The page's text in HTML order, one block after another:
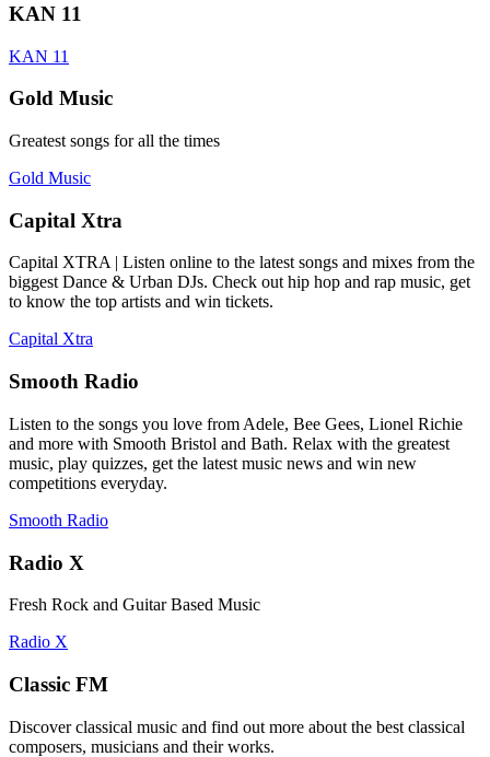
KAN 11
KAN 11
Gold Music
Greatest songs for all the times
Gold Music
Capital Xtra
Capital XTRA | Listen online to the latest songs and mixes from the
biggest Dance & Urban DJs. Check out hip hop and rap music, get
to know the top artists and win tickets.
Capital Xtra
Smooth Radio
Listen to the songs you love from Adele, Bee Gees, Lionel Richie
and more with Smooth Bristol and Bath. Relax with the greatest
music, play quizzes, get the latest music news and win new
competitions everyday.
Smooth Radio
Radio X
Fresh Rock and Guitar Based Music
Radio X
Classic FM
Discover classical music and find out more about the best classical
composers, musicians and their works.